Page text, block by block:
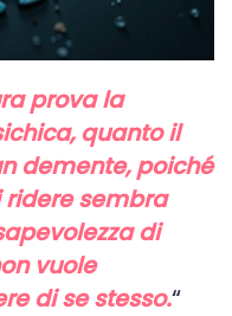
prova la
quanto il
demente, poiché
sembra
di
vuole
di se stesso.“